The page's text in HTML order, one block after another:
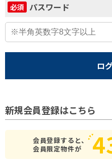
必須 パスワード
ロ
新規会員登録はこちら
会員登録すると、
会員限定物件が